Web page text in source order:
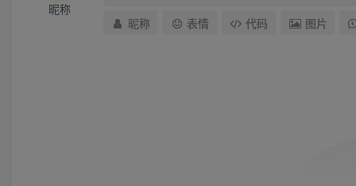
昵称
昵称
表情 代码 图片